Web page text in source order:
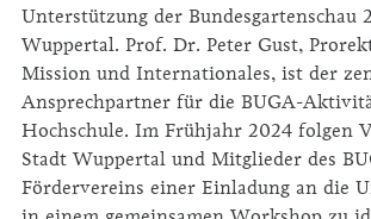
Unterstützung der Bundesgartenschau
Wuppertal. Prof. Dr. Peter Gust,
Mission und Internationales, ist der
Ansprechpartner für die BUGA-
Hochschule. Im Frühjahr 2024 folgen
Stadt Wuppertal und Mitglieder des
Fördervereins einer Einladung an die